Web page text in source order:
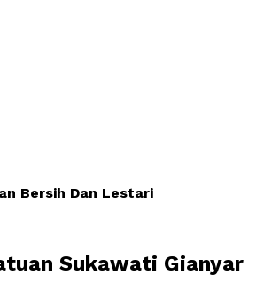
Bersih Dan Lestari
Sukawati Gianyar